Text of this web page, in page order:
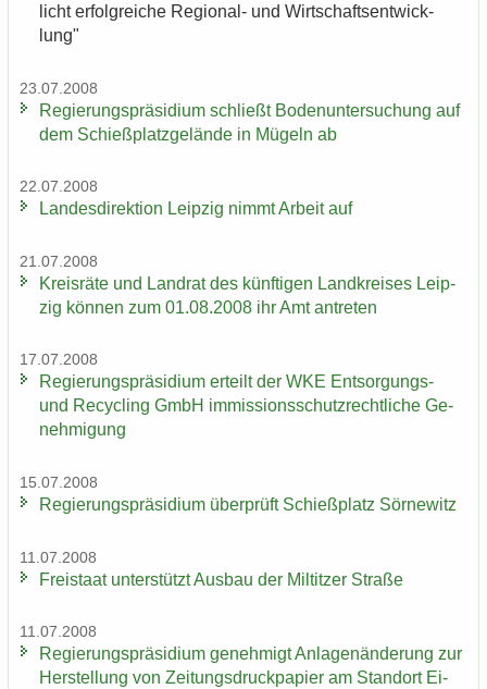
licht er­folg­rei­che Regional-​ und Wirt­schafts­ent­wick­
lung"
23.07.2008
Re­gie­rungs­prä­si­di­um schließt Bo­den­un­ter­su­chung auf
dem Schieß­platz­ge­län­de in Mü­geln ab
22.07.2008
Lan­des­di­rek­ti­on Leip­zig nimmt Ar­beit auf
21.07.2008
Kreis­rä­te und Land­rat des künf­ti­gen Land­krei­ses Leip­
zig kön­nen zum 01.08.2008 ihr Amt an­tre­ten
17.07.2008
Re­gie­rungs­prä­si­di­um er­teilt der WKE Entsorgungs-​
und Re­cy­cling GmbH im­mis­si­ons­schutz­recht­li­che Ge­
neh­mi­gung
15.07.2008
Re­gie­rungs­prä­si­di­um über­prüft Schieß­platz Sör­ne­witz
11.07.2008
Frei­staat un­ter­stützt Aus­bau der Mil­tit­zer Stra­ße
11.07.2008
Re­gie­rungs­prä­si­di­um ge­neh­migt An­la­gen­än­de­rung zur
Her­stel­lung von Zei­tungs­druck­pa­pier am Stand­ort Ei­